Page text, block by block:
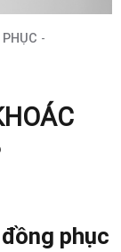
-
phục